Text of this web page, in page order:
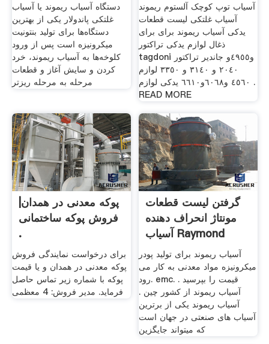
دستگاه آسیاب ریموند یا آسیاب
غلتکی پاندولار یکی از بهترین
دستگاه‌ها برای تولید بنتونیت
میکرونیزه است پس از ورود
کلوخه‌ها به آسیاب ریموند، خرد
کردن و سایش آغاز و قطعات
مرحله به مرحله ریزتر
آسیاب توپ کوچک آلستوم ریموند
آسیاب غلتکی لیست قطعات
یدکی آسیاب ریموند برای برای
ذغال لوازم یدکی تراکتور
tagdoni و٤٩٥٥و جاندیر تراکتور
٢٠٤٠ و ٣١٤٠ و ٣٣٥٠ لوازم
٤٥٦٠ و٦٠٦٨و٦٦١٠ یدکی لوازم .
READ MORE
پوکه معدنی در همدان|
فروش پوکه ساختمانی
.
برای درخواست نمایندگی فروش
پوکه معدنی در همدان و یا قیمت
پوکه با شماره زیر تماس حاصل
فرماید. مدیر فروش: 4 معظمی
گرفتن لیست قطعات
مونتاژ انحراف دهنده
آسیاب Raymond
قیمت
آسیاب ریموند برای تولید پودر
میکرونیزه مواد معدنی به کار می
رود. emc. قیمت را بپرسید .
آسیاب ریموند از کشور چین .
آسیاب ریموند یکی از برترین
آسیاب های صنعتی در جهان است
که میتواند جایگزین